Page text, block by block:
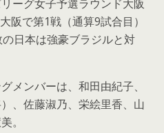
ーグ女子予選ラウンド大阪
阪で第1戦（通算9試合目）
日本は強豪ブラジルと対
メンバーは、和田由紀子、
、佐藤淑乃、栄絵里香、山
。